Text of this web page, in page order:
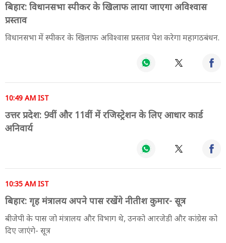
बिहार: विधानसभा स्पीकर के खिलाफ लाया जाएगा अविश्वास
प्रस्ताव
विधानसभा में स्पीकर के खिलाफ अविश्वास प्रस्ताव पेश करेगा महागठबंधन.
10:49 AM IST
उत्तर प्रदेश: 9वीं और 11वीं में रजिस्ट्रेशन के लिए आधार कार्ड
अनिवार्य
10:35 AM IST
बिहार: गृह मंत्रालय अपने पास रखेंगे नीतीश कुमार- सूत्र
बीजेपी के पास जो मंत्रालय और विभाग थे, उनको आरजेडी और कांग्रेस को
दिए जाएंगे- सूत्र